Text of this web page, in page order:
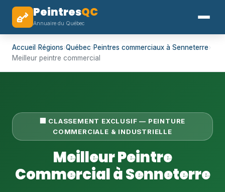
PeintresQC
Annuaire du Québec
Accueil ›Régions›Québec›Peintres commerciaux à Senneterre›
Meilleur peintre commercial
🏢 CLASSEMENT EXCLUSIF — PEINTURE
COMMERCIALE & INDUSTRIELLE
Meilleur Peintre
Commercial à Senneterre